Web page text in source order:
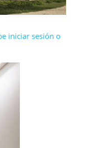
iniciar sesión o